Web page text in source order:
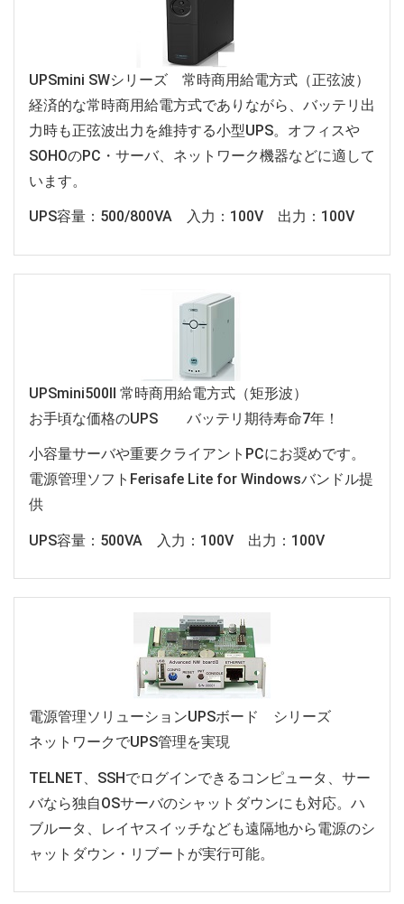
UPSmini SWシリーズ 常時商用給電方式（正弦波）
経済的な常時商用給電方式でありながら、バッテリ出
力時も正弦波出力を維持する小型UPS。オフィスや
SOHOのPC・サーバ、ネットワーク機器などに適して
います。
UPS容量：500/800VA 入力：100V 出力：100V
UPSmini500Ⅱ 常時商用給電方式（矩形波）
お手頃な価格のUPS バッテリ期待寿命7年！
小容量サーバや重要クライアントPCにお奨めです。
電源管理ソフトFerisafe Lite for Windowsバンドル提
供
UPS容量：500VA 入力：100V 出力：100V
電源管理ソリューションUPSボード シリーズ
ネットワークでUPS管理を実現
TELNET、SSHでログインできるコンピュータ、サー
バなら独自OSサーバのシャットダウンにも対応。ハ
ブルータ、レイヤスイッチなども遠隔地から電源のシ
ャットダウン・リブートが実行可能。